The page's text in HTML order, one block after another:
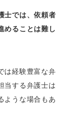
士では、依頼者
めることは難し
は経験豊富な弁
当する弁護士は
ような場合もあ